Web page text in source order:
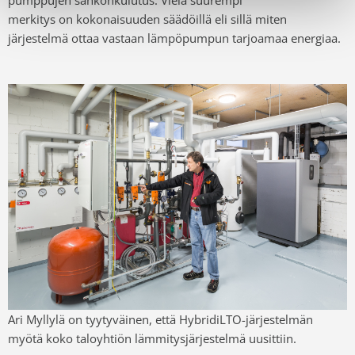
merkitys on kokonaisuuden säädöillä eli sillä miten
järjestelmä ottaa vastaan lämpöpumpun tarjoamaa energiaa.
Ari Myllylä on tyytyväinen, että HybridiLTO-järjestelmän
myötä koko taloyhtiön lämmitysjärjestelmä uusittiin.